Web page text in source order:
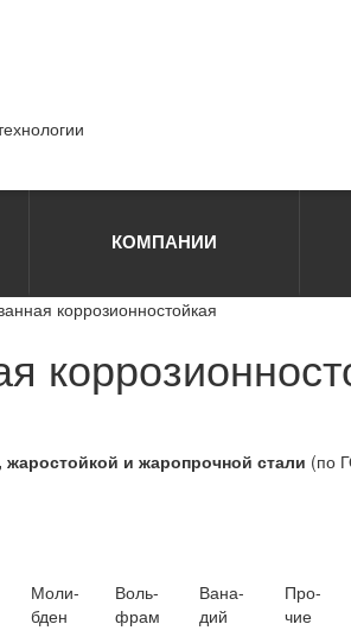
КОМПАНИИ
коррозионностойкая
и жаропрочной стали (по
Моли-
бден
Воль-
фрам
Вана-
дий
Про-
чие